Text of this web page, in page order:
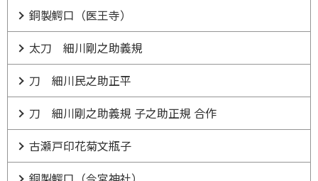
銅製鰐口（医王寺）
太刀 細川剛之助義規
刀 細川民之助正平
刀 細川剛之助義規 子之助正規 合作
古瀬戸印花菊文瓶子